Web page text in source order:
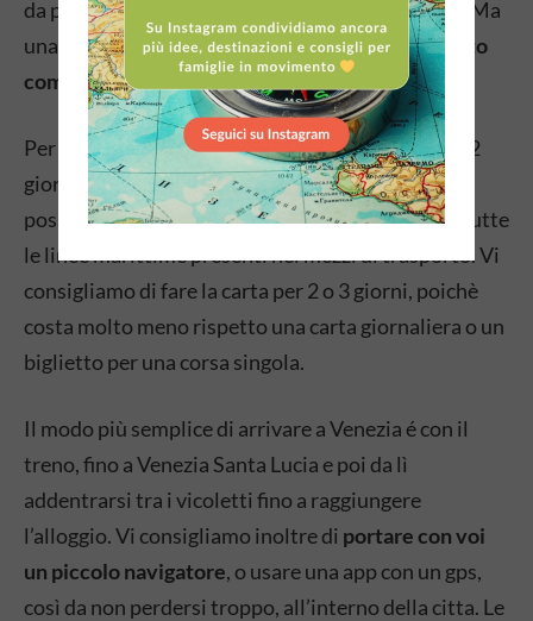
da poter scoprire ogni angolo ed ogni attrazione. Ma
una esperienza da non perdere éusare il vaporetto
come mezzo di trasporto .
Per il vaporetto abbiamo acquistato una carta di 2
giorni, al costo di 30 Euro (a persona), con cui si
possono fare tutte le corse che si vogliono e con tutte
le linee marittime presenti nei mezzi di trasporto. Vi
consigliamo di fare la carta per 2 o 3 giorni, poichè
costa molto meno rispetto una carta giornaliera o un
biglietto per una corsa singola.
Il modo più semplice di arrivare a Venezia é con il
treno, fino a Venezia Santa Lucia e poi da lì
addentrarsi tra i vicoletti fino a raggiungere
l’alloggio. Vi consigliamo inoltre di portare con voi
un piccolo navigatore, o usare una app con un gps,
così da non perdersi troppo, all’interno della citta. Le